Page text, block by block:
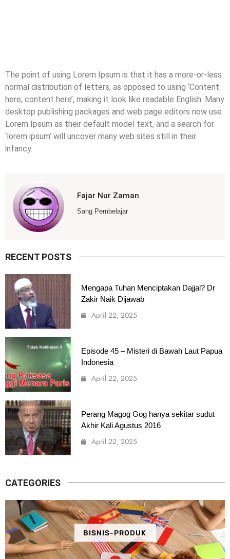
The point of using Lorem Ipsum is that it has a more-or-less
normal distribution of letters, as opposed to using ‘Content
here, content here’, making it look like readable English. Many
desktop publishing packages and web page editors now use
Lorem Ipsum as their default model text, and a search for
‘lorem ipsum’ will uncover many web sites still in their
infancy.
Fajar Nur Zaman
Sang Pembelajar
RECENT POSTS
Mengapa Tuhan Menciptakan Dajjal? Dr
Zakir Naik Dijawab
April 22, 2025
Episode 45 – Misteri di Bawah Laut Papua
Indonesia
April 22, 2025
Perang Magog Gog hanya sekitar sudut
Akhir Kali Agustus 2016
April 22, 2025
CATEGORIES
BISNIS-PRODUK